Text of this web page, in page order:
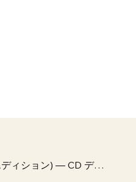
CARIBE (デラックス・エディション) — CD デジパック